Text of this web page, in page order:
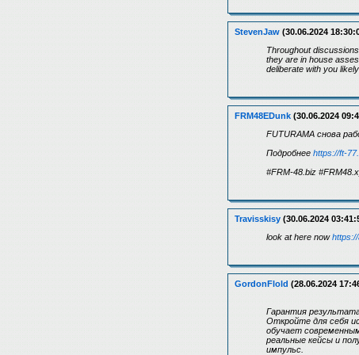
StevenJaw (30.06.2024
Throughout
they are in house
deliberate with you
FRM48EDunk (30.06.2024
FUTURAMA снова
Подробнее https://ft-
#FRM-48.biz
Travisskisy (30.06.2024
look at here now
GordonFlold (28.06.2024
Гарантия
Откройте для себя
обучает
реальные кейсы и
импульс.